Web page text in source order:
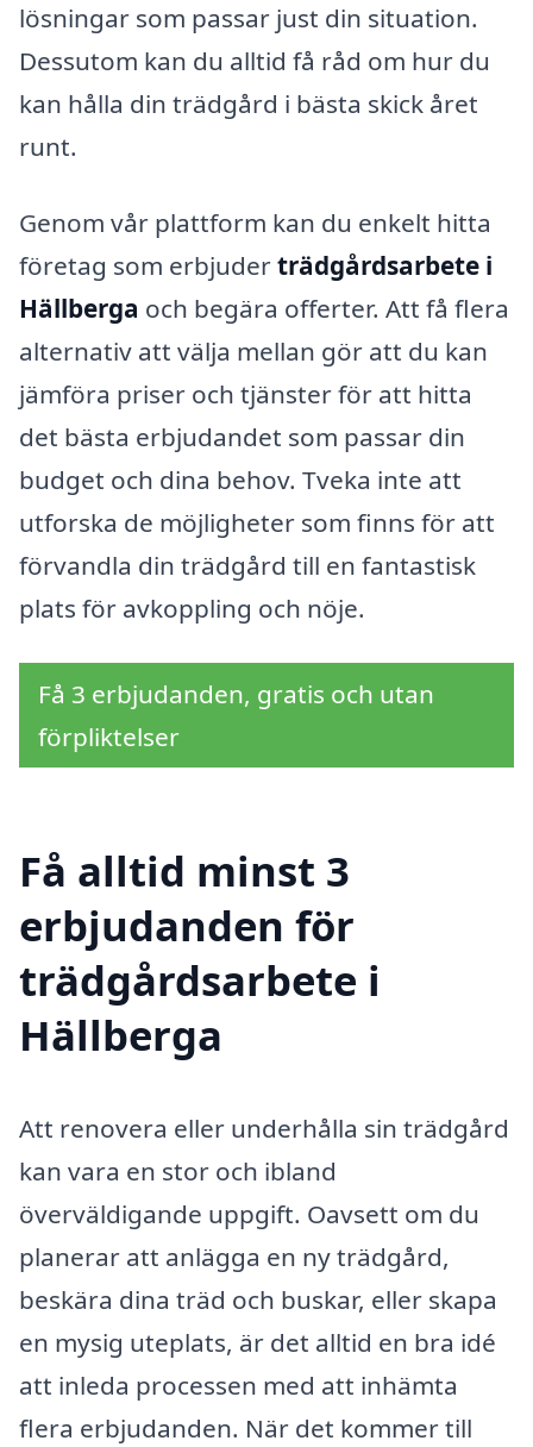
lösningar som passar just din situation.
Dessutom kan du alltid få råd om hur du
kan hålla din trädgård i bästa skick året
runt.
Genom vår plattform kan du enkelt hitta
företag som erbjuderträdgårdsarbete i
Hällberga och begära offerter. Att få flera
alternativ att välja mellan gör att du kan
jämföra priser och tjänster för att hitta
det bästa erbjudandet som passar din
budget och dina behov. Tveka inte att
utforska de möjligheter som finns för att
förvandla din trädgård till en fantastisk
plats för avkoppling och nöje.
Få 3 erbjudanden, gratis och utan
förpliktelser
Få alltid minst 3
erbjudanden för
trädgårdsarbete i
Hällberga
Att renovera eller underhålla sin trädgård
kan vara en stor och ibland
överväldigande uppgift. Oavsett om du
planerar att anlägga en ny trädgård,
beskära dina träd och buskar, eller skapa
en mysig uteplats, är det alltid en bra idé
att inleda processen med att inhämta
flera erbjudanden. När det kommer till